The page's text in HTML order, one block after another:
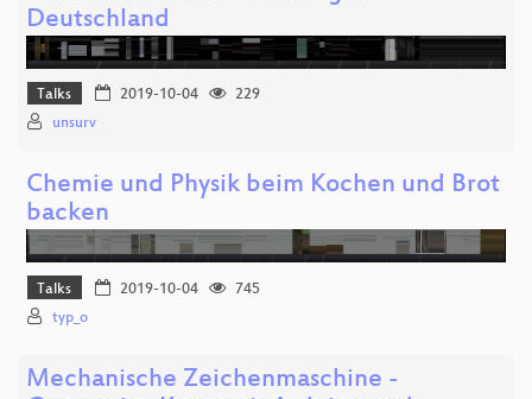
Deutschland
Talks 2019-10-04
229
unsurv
Chemie und Physik beim Kochen und Brot
backen
Talks 2019-10-04
745
typ_o
Mechanische Zeichenmaschine -